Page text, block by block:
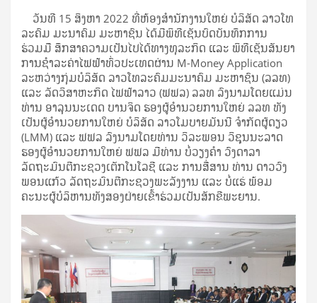
ວັນທີ 15 ສິງຫາ 2022 ທີ່ຫ້ອງສໍານັກງານໃຫຍ່ ບໍລິສັດ ລາວໂທ
ລະຄົມ ມະນາຄົມ ມະຫາຊົນ ໄດ້ມີພິທີເຊັນບົດບັນທຶກການ
ຮ່ວມມື ສຶກສາຄວາມເປັນໄປໄດ້ທາງທຸລະກິດ ແລະ ພິທີເຊັນສັນຍາ
ການຊໍາລະຄ່າໄຟຟ້າທົ່ວປະເທດຜ່ານ M-Money Application
ລະຫວ່າງກຸ່ມບໍລິສັດ ລາວໂທລະຄົມມະນາຄົມ ມະຫາຊົນ (ລລທ)
ແລະ ລັດວິສາຫະກິດ ໄຟຟ້າລາວ (ຟຟລ) ລລທ ລົງນາມໂດຍແມ່ນ
ທ່ານ ອາລຸນນະເດດ ບານຈິດ ຮອງຜູ້ອໍານວຍການໃຫຍ່ ລລທ ທັງ
ເປັນຜູ້ອໍານວຍການໃຫຍ່ ບໍລິສັດ ລາວໂມບາຍມັນນີ ຈໍາກັດຜູ້ດຽວ
(LMM) ແລະ ຟຟລ ລົງນາມໂດຍທ່ານ ວິລະພອນ ວິຊຸນນະລາດ
ຮອງຜູ້ອໍານວຍການໃຫຍ່ ຟຟລ ມີທ່ານ ບໍ່ວຽງຄຳ ວົງດາລາ
ລັດຖະມົນຕີກະຊວງເຕັກໂນໂລຊີ ແລະ ການສື່ສານ ທ່ານ ດາວວົງ
ພອນແກ້ວ ລັດຖະມົນຕີກະຊວງພະລັງງານ ແລະ ບໍ່ແຮ່ ພ້ອມ
ຄະນະຜູ້ບໍລິຫານທັງສອງຝ່າຍເຂົ້າຮ່ວມເປັນສັກຂີພະຍານ.